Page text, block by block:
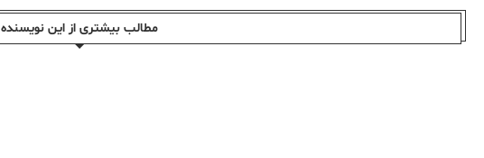
مطالب بیشتری از این نویسندە